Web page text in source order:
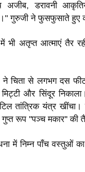
डरावनी
गुरुजी ने फुसफुसाते हुए
में भी अतृप्त आत्माएं तैर
से लगभग दस फीट
और सिंदूर
तांत्रिक यंत्र
रूप ''पञ्च मकार'' की
में निम्न पाँच वस्तुओं का